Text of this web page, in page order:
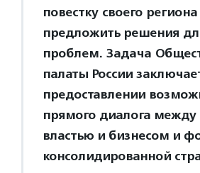
повестку своего
предложить решения
проблем. Задача
палаты России
предоставлении
прямого диалога
властью и бизнесом и
консолидированной